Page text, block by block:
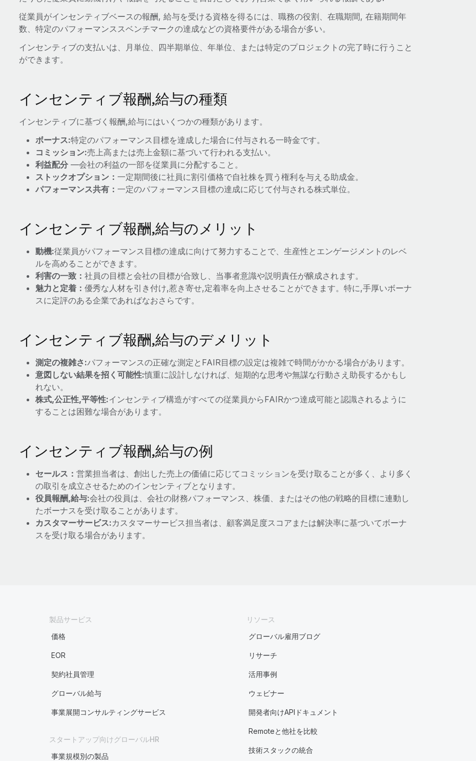
従業員がインセンティブベースの報酬, 給与を受ける資格を得るには、職務の役割、在職期間, 在籍期間年
数、特定のパフォーマンススベンチマークの達成などの資格要件がある場合が多い。
インセンティブの支払いは、月単位、四半期単位、年単位、または特定のプロジェクトの完了時に行うこと
ができます。
インセンティブ報酬,給与の種類
インセンティブに基づく報酬,給与にはいくつかの種類があります。
ボーナス:特定のパフォーマンス目標を達成した場合に付与される一時金です。
コミッション:売上高または売上金額に基づいて行われる支払い。
利益配分―会社の利益の一部を従業員に分配すること。
ストックオプション： 一定期間後に社員に割引価格で自社株を買う権利を与える助成金。
パフォーマンス共有： 一定のパフォーマンス目標の達成に応じて付与される株式単位。
インセンティブ報酬,給与のメリット
動機:従業員がパフォーマンス目標の達成に向けて努力することで、生産性とエンゲージメントのレベ
ルを高めることができます。
利害の一致： 社員の目標と会社の目標が合致し、当事者意識や説明責任が醸成されます。
魅力と定着： 優秀な人材を引き付け,惹き寄せ,定着率を向上させることができます。特に,手厚いボーナ
スに定評のある企業であればなおさらです。
インセンティブ報酬,給与のデメリット
測定の複雑さ:パフォーマンスの正確な測定とFAIR目標の設定は複雑で時間がかかる場合があります。
意図しない結果を招く可能性:慎重に設計しなければ、短期的な思考や無謀な行動さえ助長するかもし
れない。
株式,公正性,平等性:インセンティブ構造がすべての従業員からFAIRかつ達成可能と認識されるように
することは困難な場合があります。
インセンティブ報酬,給与の例
セールス： 営業担当者は、創出した売上の価値に応じてコミッションを受け取ることが多く、より多く
の取引を成立させるためのインセンティブとなります。
役員報酬,給与:会社の役員は、会社の財務パフォーマンス、株価、またはその他の戦略的目標に連動し
たボーナスを受け取ることがあります。
カスタマーサービス:カスタマーサービス担当者は、顧客満足度スコアまたは解決率に基づいてボーナ
スを受け取る場合があります。
製品サービス
価格
EOR
契約社員管理
グローバル給与
事業展開コンサルティングサービス
スタートアップ向けグローバルHR
事業規模別の製品
リソース
グローバル雇用ブログ
リサーチ
活用事例
ウェビナー
開発者向けAPIドキュメント
Remoteと他社を比較
技術スタックの統合